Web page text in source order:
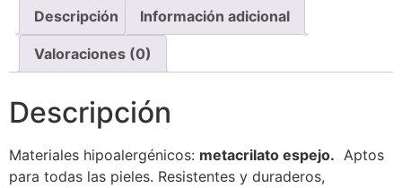
Descripción Información adicional
Valoraciones (0)
Descripción
Materiales hipoalergénicos: metacrilato espejo. Aptos
para todas las pieles. Resistentes y duraderos,